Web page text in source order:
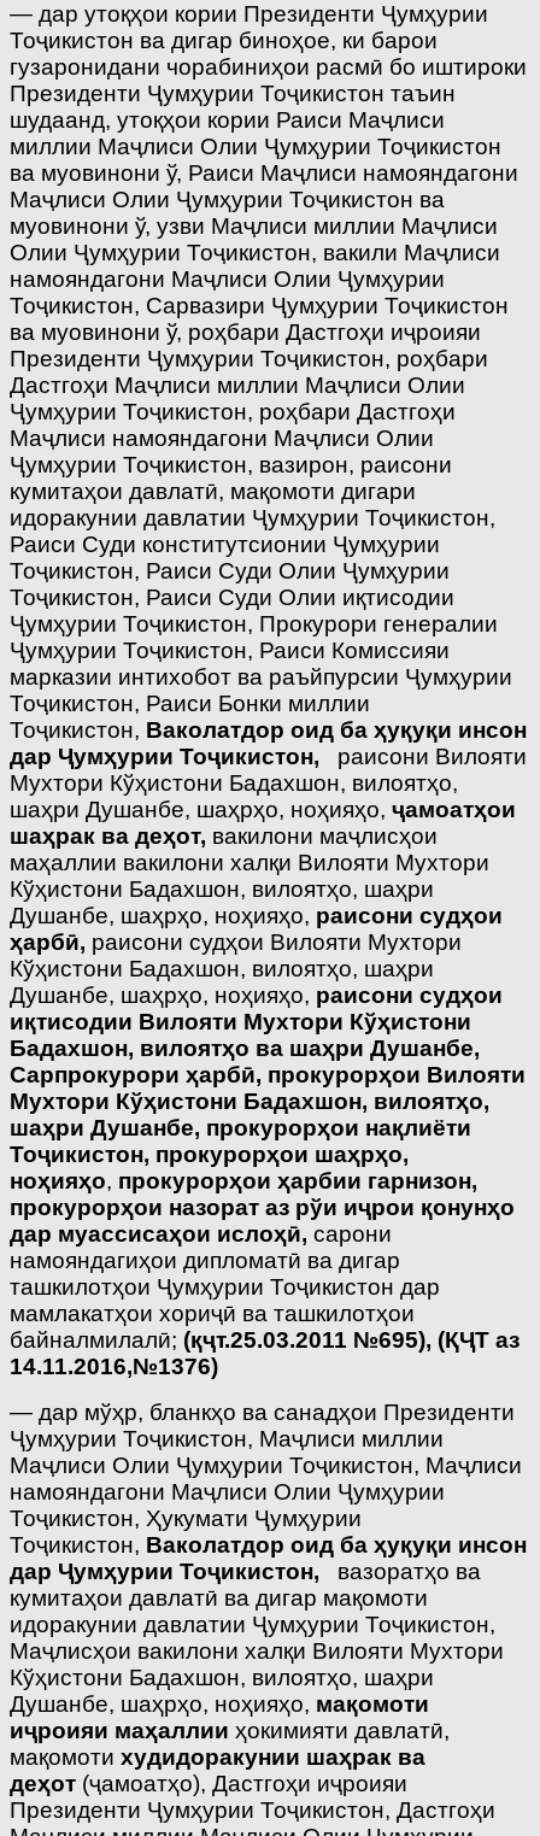
— дар утоқҳои кории Президенти Ҷумҳурии
Тоҷикистон ва дигар биноҳое, ки барои
гузаронидани чорабиниҳои расмӣ бо иштироки
Президенти Ҷумҳурии Тоҷикистон таъин
шудаанд, утоқҳои кории Раиси Маҷлиси
миллии Маҷлиси Олии Ҷумҳурии Тоҷикистон
ва муовинони ў, Раиси Маҷлиси намояндагони
Маҷлиси Олии Ҷумҳурии Тоҷикистон ва
муовинони ў, узви Маҷлиси миллии Маҷлиси
Олии Ҷумҳурии Тоҷикистон, вакили Маҷлиси
намояндагони Маҷлиси Олии Ҷумҳурии
Тоҷикистон, Сарвазири Ҷумҳурии Тоҷикистон
ва муовинони ў, роҳбари Дастгоҳи иҷроияи
Президенти Ҷумҳурии Тоҷикистон, роҳбари
Дастгоҳи Маҷлиси миллии Маҷлиси Олии
Ҷумҳурии Тоҷикистон, роҳбари Дастгоҳи
Маҷлиси намояндагони Маҷлиси Олии
Ҷумҳурии Тоҷикистон, вазирон, раисони
кумитаҳои давлатӣ, мақомоти дигари
идоракунии давлатии Ҷумҳурии Тоҷикистон,
Раиси Суди конститутсионии Ҷумҳурии
Тоҷикистон, Раиси Суди Олии Ҷумҳурии
Тоҷикистон, Раиси Суди Олии иқтисодии
Ҷумҳурии Тоҷикистон, Прокурори генералии
Ҷумҳурии Тоҷикистон, Раиси Комиссияи
марказии интихобот ва раъйпурсии Ҷумҳурии
Тоҷикистон, Раиси Бонки миллии
Тоҷикистон, Ваколатдор оид ба ҳуқуқи инсон
дар Ҷумҳурии Тоҷикистон,
раисони Вилояти
Мухтори Кўҳистони Бадахшон, вилоятҳо,
шаҳри Душанбе, шаҳрҳо, ноҳияҳо, ҷамоатҳои
шаҳрак ва деҳот, вакилони маҷлисҳои
маҳаллии вакилони халқи Вилояти Мухтори
Кўҳистони Бадахшон, вилоятҳо, шаҳри
Душанбе, шаҳрҳо, ноҳияҳо, раисони судҳои
ҳарбӣ, раисони судҳои Вилояти Мухтори
Кўҳистони Бадахшон, вилоятҳо, шаҳри
Душанбе, шаҳрҳо, ноҳияҳо, раисони судҳои
иқтисодии Вилояти Мухтори Кўҳистони
Бадахшон, вилоятҳо ва шаҳри Душанбе,
Сарпрокурори ҳарбӣ, прокурорҳои Вилояти
Мухтори Кўҳистони Бадахшон, вилоятҳо,
шаҳри Душанбе, прокурорҳои нақлиёти
Тоҷикистон, прокурорҳои шаҳрҳо,
ноҳияҳо, прокурорҳои ҳарбии гарнизон,
прокурорҳои назорат аз рўи иҷрои қонунҳо
дар муассисаҳои ислоҳӣ, сарони
намояндагиҳои дипломатӣ ва дигар
ташкилотҳои Ҷумҳурии Тоҷикистон дар
мамлакатҳои хориҷӣ ва ташкилотҳои
байналмилалӣ; (қҷт.25.03.2011 №695), (ҚҶТ аз
14.11.2016,№1376)
— дар мўҳр, бланкҳо ва санадҳои Президенти
Ҷумҳурии Тоҷикистон, Маҷлиси миллии
Маҷлиси Олии Ҷумҳурии Тоҷикистон, Маҷлиси
намояндагони Маҷлиси Олии Ҷумҳурии
Тоҷикистон, Ҳукумати Ҷумҳурии
Тоҷикистон, Ваколатдор оид ба ҳуқуқи инсон
дар Ҷумҳурии Тоҷикистон, вазоратҳо ва
кумитаҳои давлатӣ ва дигар мақомоти
идоракунии давлатии Ҷумҳурии Тоҷикистон,
Маҷлисҳои вакилони халқи Вилояти Мухтори
Кўҳистони Бадахшон, вилоятҳо, шаҳри
Душанбе, шаҳрҳо, ноҳияҳо, мақомоти
иҷроияи маҳаллии ҳокимияти давлатӣ,
мақомоти худидоракунии шаҳрак ва
деҳот (ҷамоатҳо), Дастгоҳи иҷроияи
Президенти Ҷумҳурии Тоҷикистон, Дастгоҳи